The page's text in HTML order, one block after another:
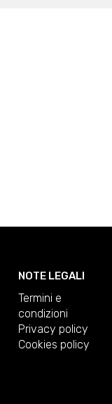
NOTE LEGALI
Termini e
condizioni
Privacy policy
Cookies policy